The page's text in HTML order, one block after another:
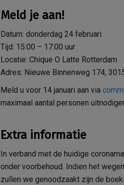
Meld je aan!
Datum: donderdag 24 februari
Tijd: 15:00 – 17:00 uur
Locatie: Chique O Latte Rotterdam
Adres: Nieuwe Binnenweg 174,
Meld u voor 14 januari aan via
maximaal aantal personen
Extra informatie
In verband met de huidige
onder voorbehoud. Indien het
zullen we genoodzaakt zijn de